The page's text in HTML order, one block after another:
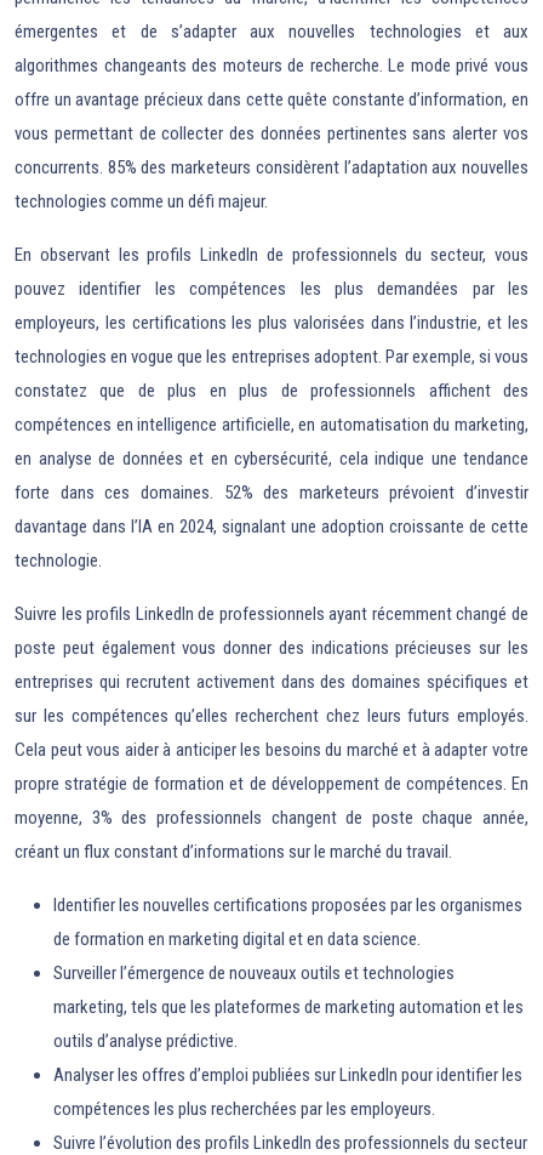
émergentes et de s’adapter aux nouvelles technologies et aux
algorithmes changeants des moteurs de recherche. Le mode privé vous
offre un avantage précieux dans cette quête constante d’information, en
vous permettant de collecter des données pertinentes sans alerter vos
concurrents. 85% des marketeurs considèrent l’adaptation aux nouvelles
technologies comme un défi majeur.
En observant les profils LinkedIn de professionnels du secteur, vous
pouvez identifier les compétences les plus demandées par les
employeurs, les certifications les plus valorisées dans l’industrie, et les
technologies en vogue que les entreprises adoptent. Par exemple, si vous
constatez que de plus en plus de professionnels affichent des
compétences en intelligence artificielle, en automatisation du marketing,
en analyse de données et en cybersécurité, cela indique une tendance
forte dans ces domaines. 52% des marketeurs prévoient d’investir
davantage dans l’IA en 2024, signalant une adoption croissante de cette
technologie.
Suivre les profils LinkedIn de professionnels ayant récemment changé de
poste peut également vous donner des indications précieuses sur les
entreprises qui recrutent activement dans des domaines spécifiques et
sur les compétences qu’elles recherchent chez leurs futurs employés.
Cela peut vous aider à anticiper les besoins du marché et à adapter votre
propre stratégie de formation et de développement de compétences. En
moyenne, 3% des professionnels changent de poste chaque année,
créant un flux constant d’informations sur le marché du travail.
Identifier les nouvelles certifications proposées par les organismes
de formation en marketing digital et en data science.
Surveiller l’émergence de nouveaux outils et technologies
marketing, tels que les plateformes de marketing automation et les
outils d’analyse prédictive.
Analyser les offres d’emploi publiées sur LinkedIn pour identifier les
compétences les plus recherchées par les employeurs.
Suivre l’évolution des profils LinkedIn des professionnels du secteur